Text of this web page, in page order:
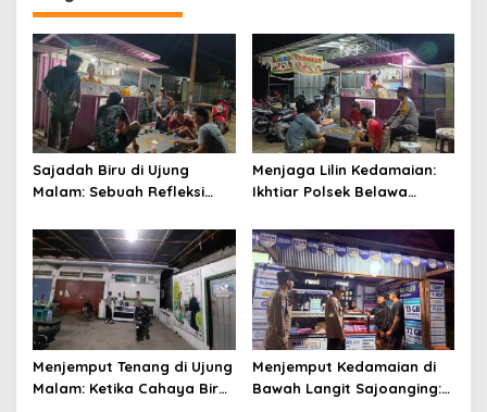
Sajadah Biru di Ujung
Malam: Sebuah Refleksi
Silaturahmi
Menjaga Lilin Kedamaian:
Ikhtiar Polsek Belawa
Ketenteraman Umat
Menjemput Tenang di Ujung
Malam: Ketika Cahaya Biru
Menjemput Kedamaian di
Bawah Langit Sajoanging: